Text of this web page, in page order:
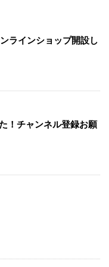
ラインショップ開設し
！チャンネル登録お願